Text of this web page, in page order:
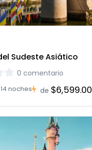
Sudeste Asiático
0 comentario
noches de $6,599.00